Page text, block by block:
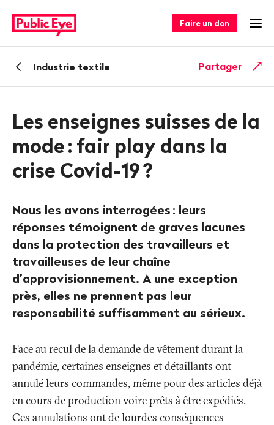
sur
publiceye.ch
rapide
Faire un don
RetourIndustrie textile Partager
Les enseignes suisses de la
mode: fair play dans la
crise Covid-19?
Nous les avons interrogées : leurs
réponses témoignent de graves lacunes
dans la protection des travailleurs et
travailleuses de leur chaîne
d’approvisionnement. A une exception
près, elles ne prennent pas leur
responsabilité suffisamment au sérieux.
Face au recul de la demande de vêtement durant la
pandémie, certaines enseignes et détaillants ont
annulé leurs commandes, même pour des articles déjà
en cours de production voire prêts à être expédiés.
Ces annulations ont de lourdes conséquences